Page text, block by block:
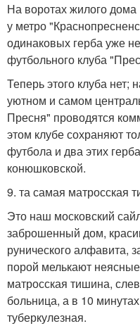
На воротах жилого дома
у метро
одинаковых герба уже
футбольного клуба
Теперь этого клуба нет;
уютном и самом
Пресня" проводятся
этом клубе сохраняют
футбола и два этих
конюшковской.
9. та самая матросская
Это наш московский
заброшенный дом,
рунического алфавита,
порой мелькают
матросская тишина,
больница, а в 10
туберкулезная.